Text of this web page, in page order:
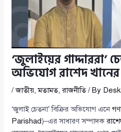
‘জুলাইয়ের গাদ্দাররা’
অভিযোগ রাশেদ খানের
/জাতীয়,মতামত,রাজনীতি/ By
‘জুলাই চেতনা’ বিক্রির অভিযোগ এনে
Parishad)–এর সাধারণ সম্পাদক